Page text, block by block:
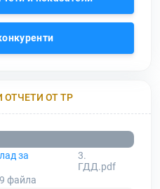
ОТ ТР
за
3.
ГДД.pdf
файла